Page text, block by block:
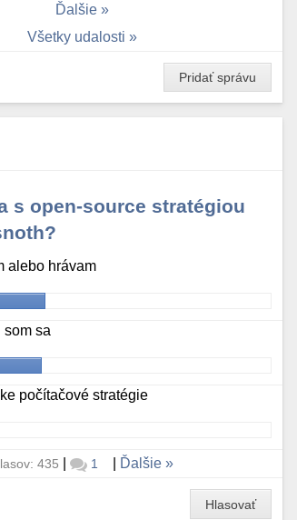
Ďalšie
Všetky udalosti
Pridať správu
s open-source stratégiou
alebo hrávam
som sa
počítačové stratégie
435 | 1 Ďalšie
Hlasovať